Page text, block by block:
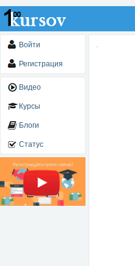
Войти
Регистрация
Видео
Курсы
Блоги
Статус